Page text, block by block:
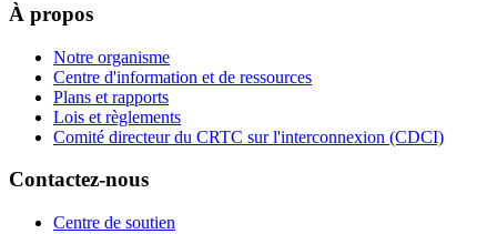
À propos
Notre organisme
Centre d'information et de ressources
Plans et rapports
Lois et règlements
Comité directeur du CRTC sur l'interconnexion (CDCI)
Contactez-nous
Centre de soutien